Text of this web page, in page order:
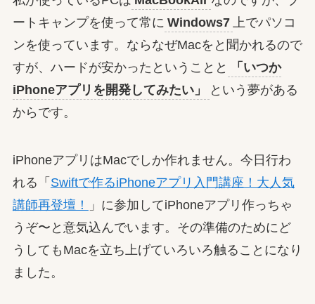
ートキャンプを使って常に Windows7
上でパソコ
ンを使っています。ならなぜMacをと聞かれるので
すが、ハードが安かったということと
「いつか
iPhoneアプリを開発してみたい」
という夢がある
からです。
iPhoneアプリはMacでしか作れません。今日行わ
れる「 Swiftで作るiPhoneアプリ入門講座！大人気
講師再登壇！
」に参加してiPhoneアプリ作っちゃ
うぞ〜と意気込んでいます。その準備のためにど
うしてもMacを立ち上げていろいろ触ることになり
ました。